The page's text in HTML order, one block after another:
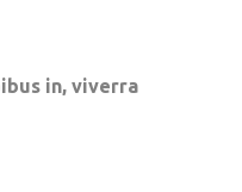
in, viverra